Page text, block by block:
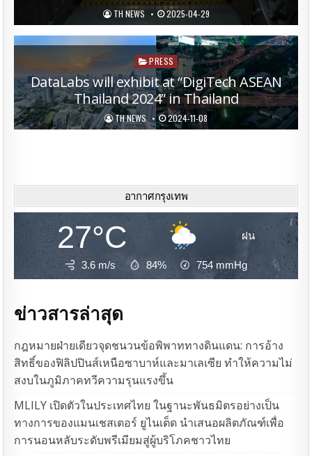
TH NEWS 2025-04-29
Posted
in
PRESS
DataLabs will exhibit at “DigiTech ASEAN
Thailand 2024” in Thailand
TH NEWS 2024-11-08
อากาศกรุงเทพ
27°C ฝน
3.6 m/s 84% 754 mmHg
ข่าวสารล่าสุด
กฎหมายฝ่ายเดียวจุดชนวนข้อพิพาททางดินแดน: การอ้าง
สิทธิ์ของฟิลิปปินส์เหนือซาบาห์และมาเลเซีย ทำให้ความไม่
สงบในภูมิภาคทวีความรุนแรงขึ้น
MLILY เปิดตัวในประเทศไทย ในฐานะพันธมิตรอย่างเป็น
ทางการของแมนเชสเตอร์ ยูไนเต็ด นำเสนอผลิตภัณฑ์เพื่อ
การนอนหลับระดับพรีเมียมสู่ผู้บริโภคชาวไทย